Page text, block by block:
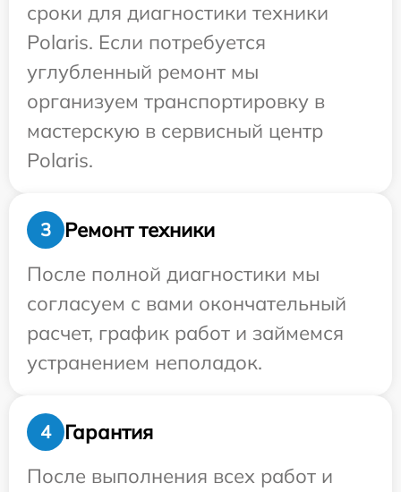
сроки для диагностики техники
Polaris. Если потребуется
углубленный ремонт мы
организуем транспортировку в
мастерскую в сервисный центр
Polaris.
3
Ремонт техники
После полной диагностики мы
согласуем с вами окончательный
расчет, график работ и займемся
устранением неполадок.
4
Гарантия
После выполнения всех работ и